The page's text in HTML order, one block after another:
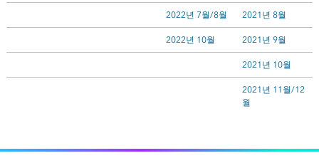
2022년 7월/8월 2021년 8월
2022년 10월 2021년 9월
2021년 10월
2021년 11월/12
월